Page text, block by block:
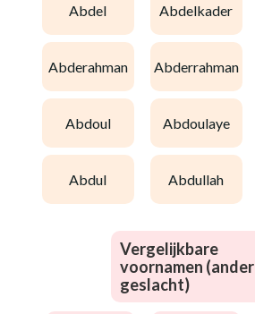
abdel abdelkader
abderahman abderrahman
abdoul abdoulaye
abdul abdullah
Vergelijkbare
voornamen (ander
geslacht)